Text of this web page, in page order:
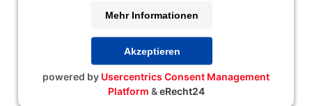
Mehr Informationen
Akzeptieren
powered by Usercentrics Consent Management
Platform &eRecht24